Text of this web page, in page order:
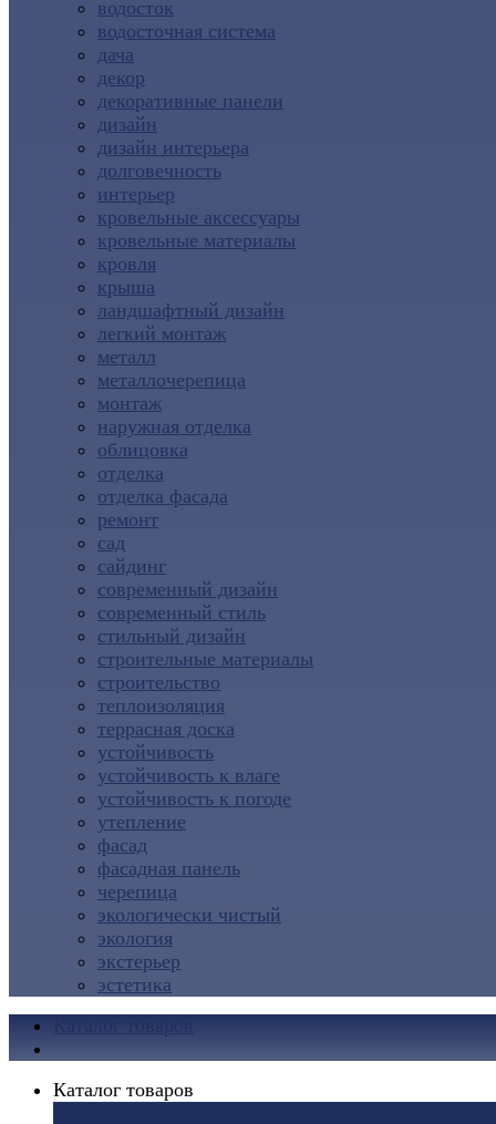
водосток
водосточная система
дача
декор
декоративные панели
дизайн
дизайн интерьера
долговечность
интерьер
кровельные аксессуары
кровельные материалы
кровля
крыша
ландшафтный дизайн
легкий монтаж
металл
металлочерепица
монтаж
наружная отделка
облицовка
отделка
отделка фасада
ремонт
сад
сайдинг
современный дизайн
современный стиль
стильный дизайн
строительные материалы
строительство
теплоизоляция
террасная доска
устойчивость
устойчивость к влаге
устойчивость к погоде
утепление
фасад
фасадная панель
черепица
экологически чистый
экология
экстерьер
эстетика
Каталог товаров